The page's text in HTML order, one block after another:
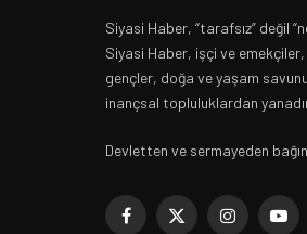
Siyasi Haber, “tarafsız” değil
Siyasi Haber, işçi ve emekçiler,
gençler, doğa ve yaşam
inançsal topluluklardan
Devletten ve sermayeden
Facebook
X Instagram